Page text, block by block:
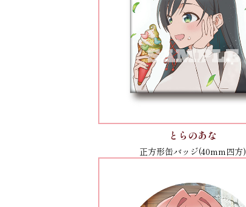
とらのあな
正方形缶バッジ(40mm四方)